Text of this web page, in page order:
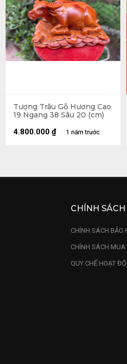
Tượng Trâu Gỗ Hương Cao
19 Ngang 38 Sâu 20 (cm)
1 năm trước
4.800.000 ₫
CHÍNH SÁCH
CHÍNH SÁCH BẢO
CHÍNH SÁCH MUA
QUY CHẾ HOẠT